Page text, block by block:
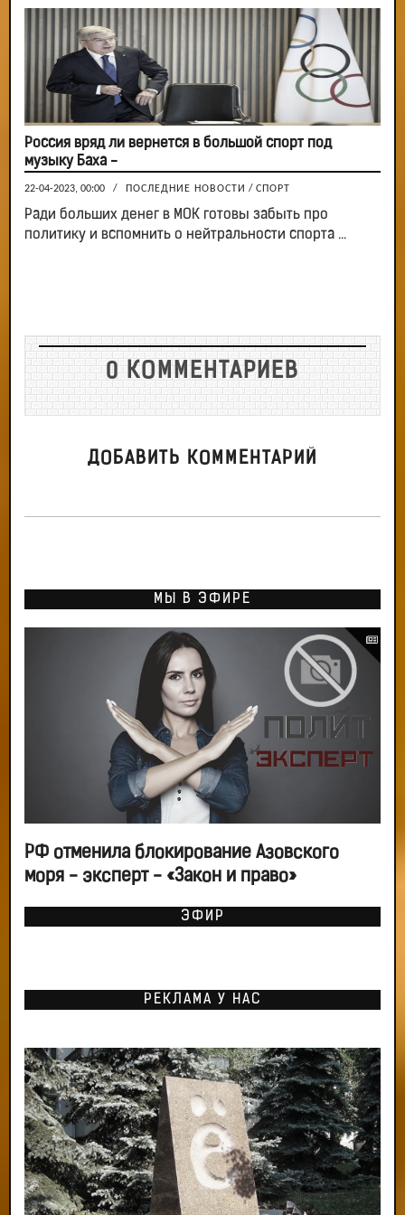
Россия вряд ли вернется в большой спорт под
музыку Баха -
22-04-2023, 00:00 / ПОСЛЕДНИЕ НОВОСТИ / СПОРТ
Ради больших денег в МОК готовы забыть про
политику и вспомнить о нейтральности спорта ...
0 КОММЕНТАРИЕВ
ДОБАВИТЬ КОММЕНТАРИЙ
МЫ В ЭФИРЕ
РФ отменила блокирование Азовского
моря - эксперт - «Закон и право»
ЭФИР
РЕКЛАМА У НАС